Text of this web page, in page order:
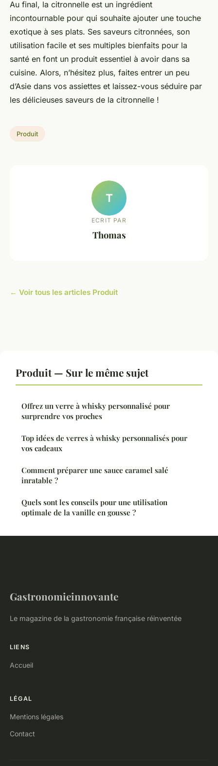
Au final, la citronnelle est un ingrédient
incontournable pour qui souhaite ajouter une touche
exotique à ses plats. Ses saveurs citronnées, son
utilisation facile et ses multiples bienfaits pour la
santé en font un produit essentiel à avoir dans sa
cuisine. Alors, n’hésitez plus, faites entrer un peu
d’Asie dans vos assiettes et laissez-vous séduire par
les délicieuses saveurs de la citronnelle !
Produit
T
ECRIT PAR
Thomas
← Voir tous les articles Produit
Produit — Sur le même sujet
Offrez un verre à whisky personnalisé pour
surprendre vos proches
Top idées de verres à whisky personnalisés pour
vos cadeaux
Comment préparer une sauce caramel salé
inratable ?
Quels sont les conseils pour une utilisation
optimale de la vanille en gousse ?
Gastronomieinnovante
Le magazine de la gastronomie française réinventée
LIENS
Accueil
LÉGAL
Mentions légales
Contact